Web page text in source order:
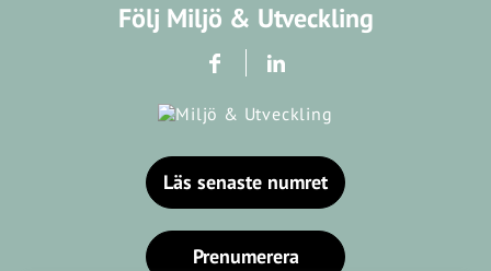
Följ Miljö & Utveckling
Läs senaste numret
Prenumerera